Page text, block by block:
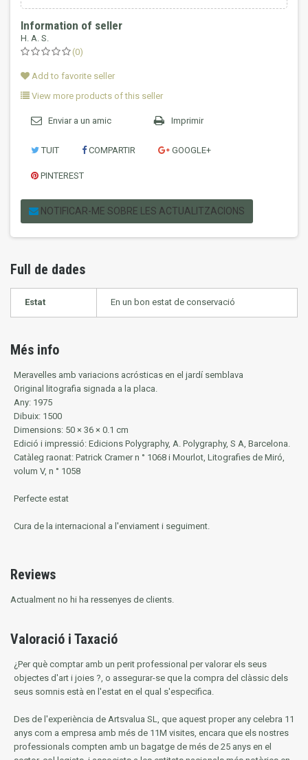
Information of seller
H. A. S.
(0)
Add to favorite seller
View more products of this seller
Enviar a un amic Imprimir
TUIT COMPARTIR GOOGLE+
PINTEREST
NOTIFICAR-ME SOBRE LES ACTUALITZACIONS
Full de dades
Estat En un bon estat de conservació
Més info
Meravelles amb variacions acrósticas en el jardí semblava
Original litografia signada a la placa.
Any: 1975
Dibuix: 1500
Dimensions: 50 × 36 × 0.1 cm
Edició i impressió: Edicions Polygraphy, A. Polygraphy, S A, Barcelona.
Catàleg raonat: Patrick Cramer n ° 1068 i Mourlot, Litografies de Miró,
volum V, n ° 1058
Perfecte estat
Cura de la internacional a l'enviament i seguiment.
Reviews
Actualment no hi ha ressenyes de clients.
Valoració i Taxació
¿Per què comptar amb un perit professional per valorar els seus
objectes d'art i joies ?, o assegurar-se que la compra del clàssic dels
seus somnis està en l'estat en el qual s'especifica.
Des de l'experiència de Artsvalua SL, que aquest proper any celebra 11
anys com a empresa amb més de 11M visites, encara que els nostres
professionals compten amb un bagatge de més de 25 anys en el